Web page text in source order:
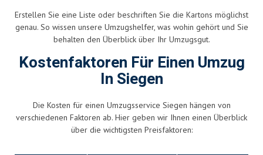
Erstellen Sie eine Liste oder beschriften Sie die Kartons möglichst
genau. So wissen unsere Umzugshelfer, was wohin gehört und Sie
behalten den Überblick über Ihr Umzugsgut.
Kostenfaktoren Für Einen Umzug
In Siegen
Die Kosten für einen Umzugsservice Siegen hängen von
verschiedenen Faktoren ab. Hier geben wir Ihnen einen Überblick
über die wichtigsten Preisfaktoren: